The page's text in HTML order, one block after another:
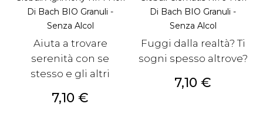
Di Bach BIO Granuli -
Senza Alcol
Aiuta a trovare
serenità con se
stesso e gli altri
Prezzo
7,10 €
Di Bach BIO Granuli -
Senza Alcol
Fuggi dalla realtà? Ti
sogni spesso altrove?
Prezzo
7,10 €